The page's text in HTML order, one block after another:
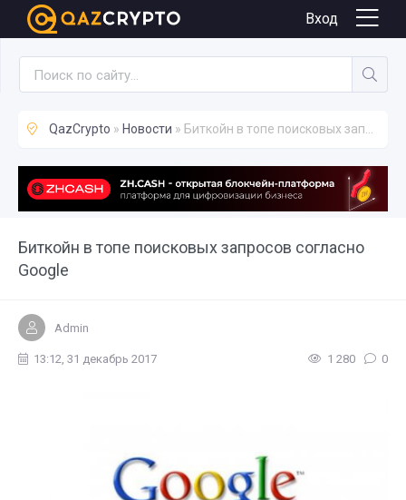
Вход
QazCrypto » Новости » Биткойн в топе поисковых запросов согласно Google
Биткойн в топе поисковых запросов согласно
Google
Новости
Admin
13:12, 31 декабрь 2017 1 280 0